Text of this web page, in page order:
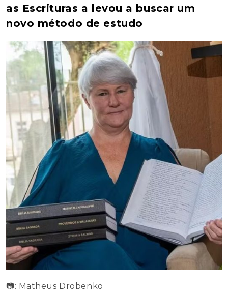
as Escrituras a levou a buscar um
novo método de estudo
📷: Matheus Drobenko